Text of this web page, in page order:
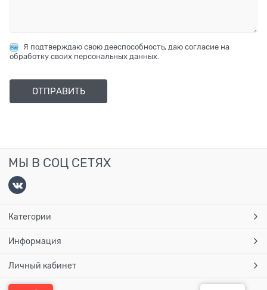
Я подтверждаю свою дееспособность, даю согласие на
обработку своих персональных данных.
МЫ В СОЦ СЕТЯХ
Категории
Информация
Личный кабинет